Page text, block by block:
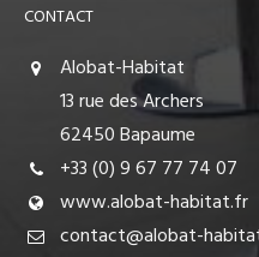
CONTACT
Alobat-Habitat
13 rue des Archers
62450 Bapaume
+33 (0) 9 67 77 74 07
www.alobat-habitat.fr
contact@alobat-